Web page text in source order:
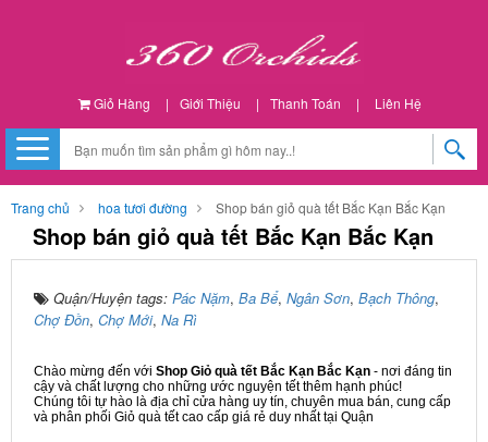
Giỏ Hàng | Giới Thiệu | Thanh Toán | Liên Hệ
Trang chủ hoa tươi đường Shop bán giỏ quà tết Bắc Kạn Bắc Kạn
Shop bán giỏ quà tết Bắc Kạn Bắc Kạn
Quận/Huyện tags: Pác Nặm, Ba Bể, Ngân Sơn, Bạch Thông,
Chợ Đồn, Chợ Mới, Na Rì
Chào mừng đến với Shop Giỏ quà tết Bắc Kạn Bắc Kạn - nơi đáng tin
cậy và chất lượng cho những ước nguyện tết thêm hạnh phúc!
Chúng tôi tự hào là địa chỉ cửa hàng uy tín, chuyên mua bán, cung cấp
và phân phối Giỏ quà tết cao cấp giá rẻ duy nhất tại Quận